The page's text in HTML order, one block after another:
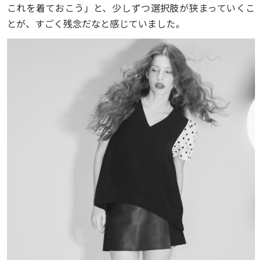
これを着ておこう」と、少しずつ選択肢が狭まっていくこ
とが、すごく残念だなと感じていました。